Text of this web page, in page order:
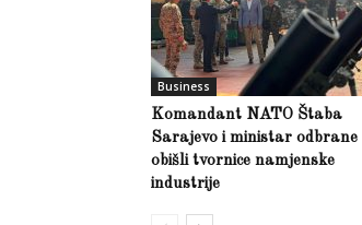
Business
Komandant NATO Štaba
Sarajevo i ministar odbrane
obišli tvornice namjenske
industrije